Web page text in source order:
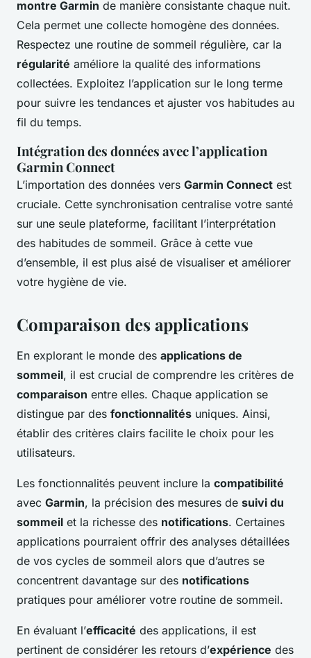
montre Garmin de manière consistante chaque nuit.
Cela permet une collecte homogène des données.
Respectez une routine de sommeil régulière, car la
régularité améliore la qualité des informations
collectées. Exploitez l’application sur le long terme
pour suivre les tendances et ajuster vos habitudes au
fil du temps.
Intégration des données avec l’application
Garmin Connect
L’importation des données vers Garmin Connect est
cruciale. Cette synchronisation centralise votre santé
sur une seule plateforme, facilitant l’interprétation
des habitudes de sommeil. Grâce à cette vue
d’ensemble, il est plus aisé de visualiser et améliorer
votre hygiène de vie.
Comparaison des applications
En explorant le monde des applications de
sommeil, il est crucial de comprendre les critères de
comparaison entre elles. Chaque application se
distingue par des fonctionnalités uniques. Ainsi,
établir des critères clairs facilite le choix pour les
utilisateurs.
Les fonctionnalités peuvent inclure la compatibilité
avec Garmin, la précision des mesures de suivi du
sommeil et la richesse des notifications. Certaines
applications pourraient offrir des analyses détaillées
de vos cycles de sommeil alors que d’autres se
concentrent davantage sur des notifications
pratiques pour améliorer votre routine de sommeil.
En évaluant l’efficacité des applications, il est
pertinent de considérer les retours d’expérience des